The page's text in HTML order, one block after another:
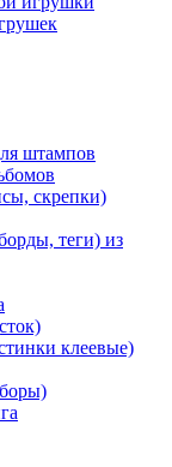
штампов
скрепки)
теги) из
клеевые)